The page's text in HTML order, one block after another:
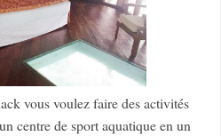
vous voulez faire des activités
centre de sport aquatique en un